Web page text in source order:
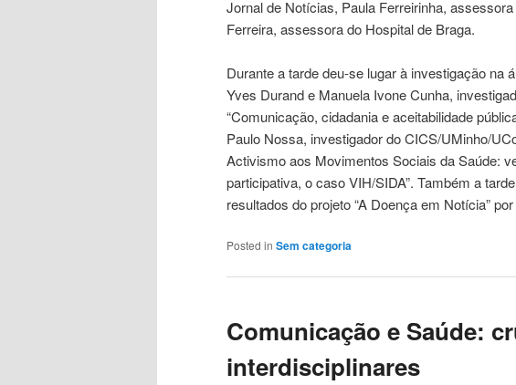
Jornal de Notícias, Paula Ferreirinha,
Ferreira, assessora do Hospital de Braga.
Durante a tarde deu-se lugar à investigação na
Yves Durand e Manuela Ivone Cunha,
“Comunicação, cidadania e aceitabilidade
Paulo Nossa, investigador do CICS/UMinho/
Activismo aos Movimentos Sociais da Saúde:
participativa, o caso VIH/SIDA”. Também a
resultados do projeto “A Doença em Notícia”
Posted in Sem categoria
Comunicação e Saúde:
interdisciplinares